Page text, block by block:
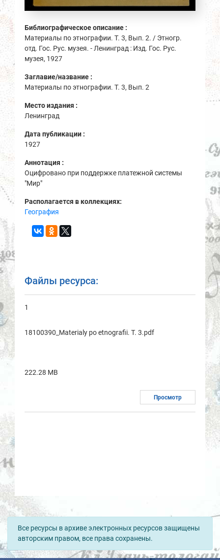
Библиографическое описание :
Материалы по этнографии. Т. 3, Вып. 2. / Этногр.
отд. Гос. Рус. музея. - Ленинград : Изд. Гос. Рус.
музея, 1927
Заглавие/название :
Материалы по этнографии. Т. 3, Вып. 2
Место издания :
Ленинград
Дата публикации :
1927
Аннотация :
Оцифровано при поддержке платежной системы
"Мир"
Располагается в коллекциях:
География
Файлы ресурса:
1
18100390_Materialy po etnografii. T. 3.pdf
222.28 MB
Просмотр
Все ресурсы в архиве электронных ресурсов защищены
авторским правом, все права сохранены.